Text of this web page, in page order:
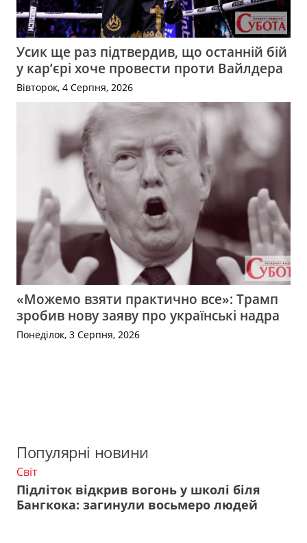
Усик ще раз підтвердив, що останній бій
у кар’єрі хоче провести проти Вайлдера
Вівторок, 4 Серпня, 2026
«Можемо взяти практично все»: Трамп
зробив нову заяву про українські надра
Понеділок, 3 Серпня, 2026
Популярні новини
Світ
Підліток відкрив вогонь у школі біля
Бангкока: загинули восьмеро людей